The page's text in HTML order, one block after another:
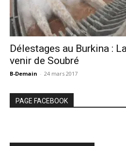
Délestages au Burkina :
venir de Soubré
B-Demain - 24 mars 2017
PAGE FACEBOOK